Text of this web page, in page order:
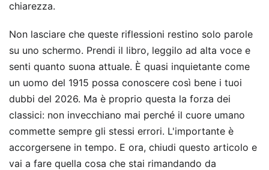
chiarezza.
Non lasciare che queste riflessioni restino solo parole
su uno schermo. Prendi il libro, leggilo ad alta voce e
senti quanto suona attuale. È quasi inquietante come
un uomo del 1915 possa conoscere così bene i tuoi
dubbi del 2026. Ma è proprio questa la forza dei
classici: non invecchiano mai perché il cuore umano
commette sempre gli stessi errori. L'importante è
accorgersene in tempo. E ora, chiudi questo articolo e
vai a fare quella cosa che stai rimandando da